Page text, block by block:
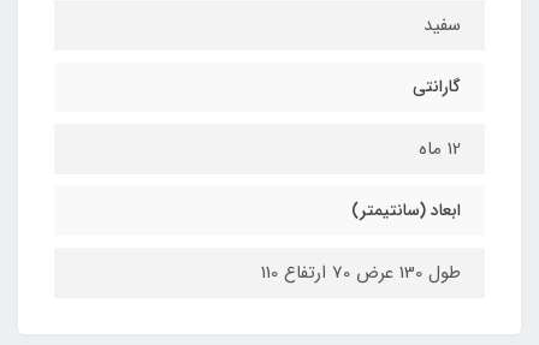
سفید
گارانتی
12 ماه
ابعاد (سانتیمتر)
طول 130 عرض 70 ارتفاع 110